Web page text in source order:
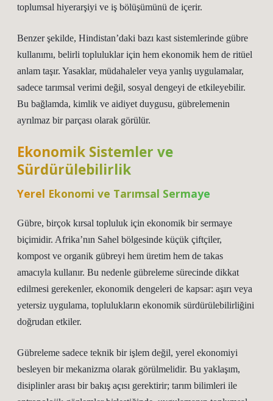
toplumsal hiyerarşiyi ve iş bölüşümünü de içerir.
Benzer şekilde, Hindistan’daki bazı kast sistemlerinde gübre
kullanımı, belirli topluluklar için hem ekonomik hem de ritüel
anlam taşır. Yasaklar, müdahaleler veya yanlış uygulamalar,
sadece tarımsal verimi değil, sosyal dengeyi de etkileyebilir.
Bu bağlamda, kimlik ve aidiyet duygusu, gübrelemenin
ayrılmaz bir parçası olarak görülür.
Ekonomik Sistemler ve
Sürdürülebilirlik
Yerel Ekonomi ve Tarımsal Sermaye
Gübre, birçok kırsal topluluk için ekonomik bir sermaye
biçimidir. Afrika’nın Sahel bölgesinde küçük çiftçiler,
kompost ve organik gübreyi hem üretim hem de takas
amacıyla kullanır. Bu nedenle gübreleme sürecinde dikkat
edilmesi gerekenler, ekonomik dengeleri de kapsar: aşırı veya
yetersiz uygulama, toplulukların ekonomik sürdürülebilirliğini
doğrudan etkiler.
Gübreleme sadece teknik bir işlem değil, yerel ekonomiyi
besleyen bir mekanizma olarak görülmelidir. Bu yaklaşım,
disiplinler arası bir bakış açısı gerektirir; tarım bilimleri ile